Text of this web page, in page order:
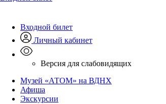
Входной билет
Личный кабинет
Версия для слабовидящих
Музей «АТОМ» на ВДНХ
Афиша
Экскурсии